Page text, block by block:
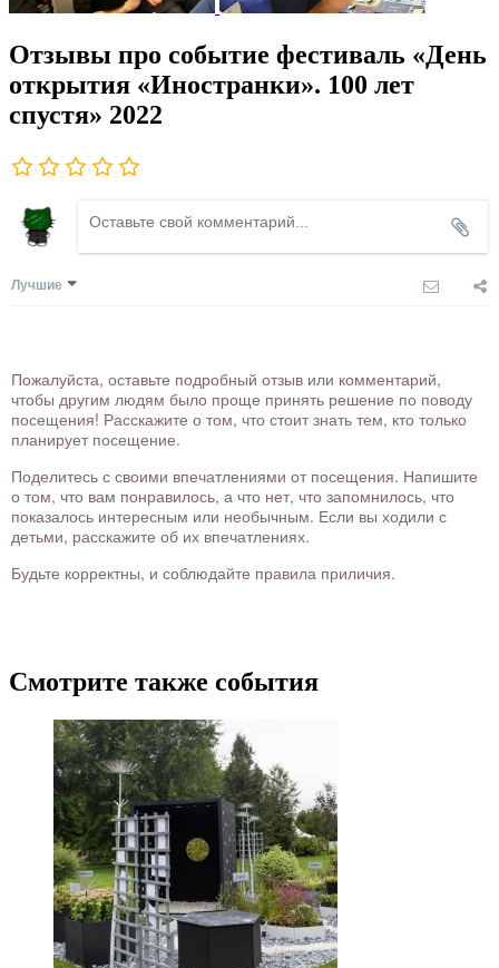
Отзывы про событие фестиваль «День
открытия «Иностранки». 100 лет
спустя» 2022
Лучшие
Пожалуйста, оставьте подробный отзыв или комментарий,
чтобы другим людям было проще принять решение по поводу
посещения! Расскажите о том, что стоит знать тем, кто только
планирует посещение.
Поделитесь с своими впечатлениями от посещения. Напишите
о том, что вам понравилось, а что нет, что запомнилось, что
показалось интересным или необычным. Если вы ходили с
детьми, расскажите об их впечатлениях.
Будьте корректны, и соблюдайте правила приличия.
Смотрите также события